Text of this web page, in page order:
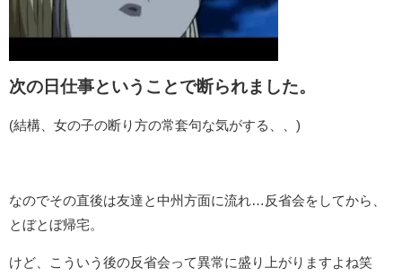
次の日仕事ということで断られました。
(結構、女の子の断り方の常套句な気がする、、)
なのでその直後は友達と中州方面に流れ…反省会をしてから、
とぼとぼ帰宅。
けど、こういう後の反省会って異常に盛り上がりますよね笑